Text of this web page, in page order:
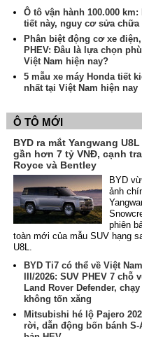
Ô tô vận hành 100.000
tiết này, nguy cơ sửa chữa
Phân biệt động cơ xe
PHEV: Đâu là lựa chọn
Việt Nam hiện nay?
5 mẫu xe máy Honda tiết
nhất tại Việt Nam hiện nay
Ô TÔ MỚI
BYD ra mắt Yangwang
gần hơn 7 tỷ VNĐ, cạnh
Royce và Bentley
BYD
ảnh
phiên
toàn mới của mẫu SUV hạng
U8L.
BYD Ti7 có thể về Việt
III/2026: SUV PHEV 7 chỗ
Land Rover Defender,
không tốn xăng
Mitsubishi hé lộ Pajero
rời, dẫn động bốn bánh S-